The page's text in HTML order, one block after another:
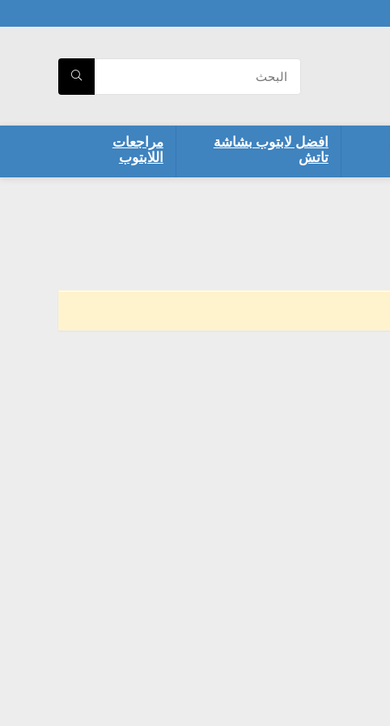
افضل لابتوب بشاشة
تاتش
مراجعات
اللابتوب